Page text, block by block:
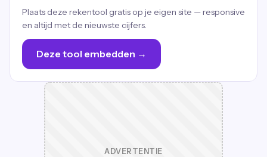
Plaats deze rekentool gratis op je eigen site — responsive
en altijd met de nieuwste cijfers.
Deze tool embedden →
ADVERTENTIE